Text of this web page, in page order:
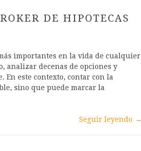
DE HIPOTECAS
importantes en la vida de cualquier
analizar decenas de opciones y
este contexto, contar con la
sino que puede marcar la
Seguir leyendo →